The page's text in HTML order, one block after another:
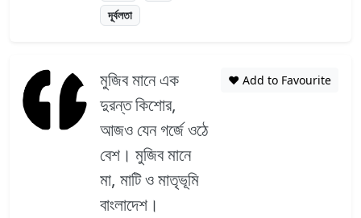
দূর্বলতা
মুজিব মানে এক
দুরন্ত কিশোর,
আজও যেন গর্জে ওঠে
বেশ। মুজিব মানে
মা, মাটি ও মাতৃভূমি
বাংলাদেশ।
❤️ Add to Favourite